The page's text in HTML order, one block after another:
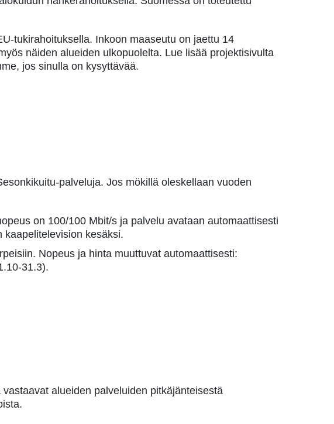
tukirahoituksella. Inkoon maaseutu on jaettu 14
näiden alueiden ulkopuolelta. Lue lisää projektisivulta
jos sinulla on kysyttävää.
palveluja. Jos mökillä oleskellaan vuoden
on 100/100 Mbit/s ja palvelu avataan automaattisesti
kaapelitelevision kesäksi.
Nopeus ja hinta muuttuvat automaattisesti:
31.3).
alueiden palveluiden pitkäjänteisestä